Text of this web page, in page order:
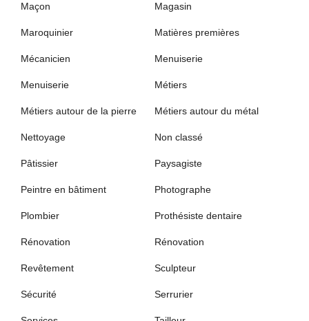
Maçon Magasin
Maroquinier Matières premières
Mécanicien Menuiserie
Menuiserie Métiers
Métiers autour de la pierre Métiers autour du métal
Nettoyage Non classé
Pâtissier Paysagiste
Peintre en bâtiment Photographe
Plombier Prothésiste dentaire
Rénovation Rénovation
Revêtement Sculpteur
Sécurité Serrurier